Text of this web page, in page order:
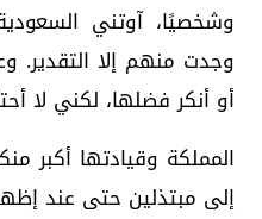
وشخصيًا، آوتني
وجدت منهم إلا
أو أنكر فضلها، لكني لا
المملكة وقيادتها أكبر
إلى مبتذلين حتى عند